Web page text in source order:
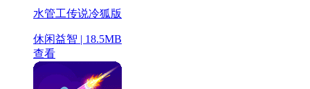
水管工传说冷狐版
休闲益智 | 18.5MB
查看